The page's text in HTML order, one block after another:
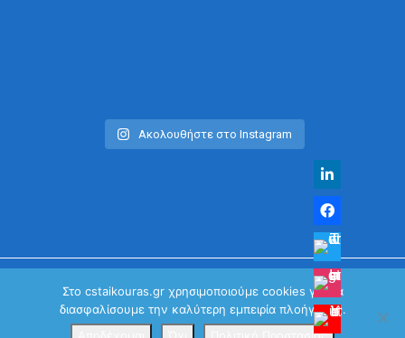
Ακολουθήστε στο Instagram
© Χρήστος Σταϊκούρας | All Rights Reserved 2026
Κανονισμός Προστασίας Προσωπικών Δεδομένων
Στο cstaikouras.gr χρησιμοποιούμε cookies για να
διασφαλίσουμε την καλύτερη εμπειρία πλοήγησης.